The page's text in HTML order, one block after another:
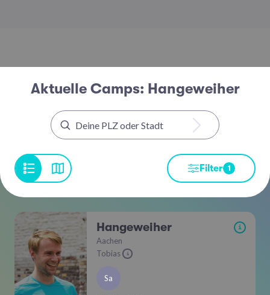
Aktuelle Camps: Hangeweiher
Filter 1
Hangeweiher i
Aachen
Tobias
i
Sa